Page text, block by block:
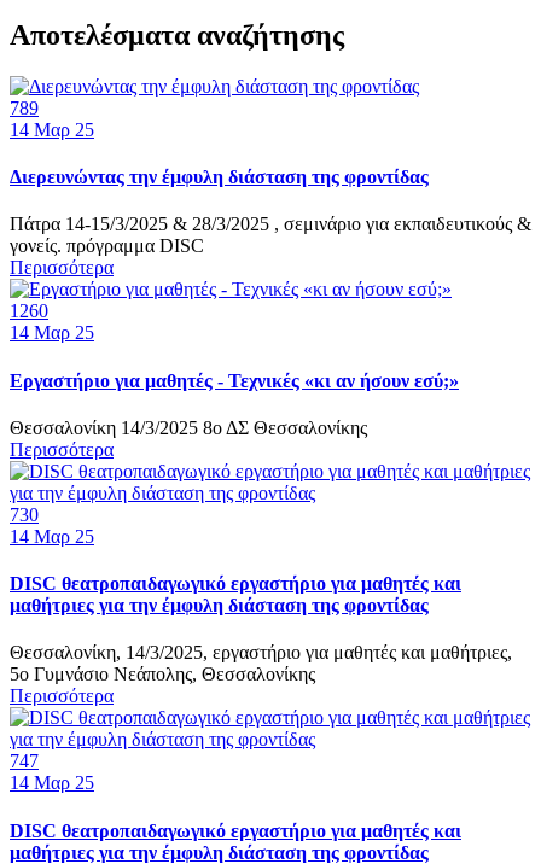
Αποτελέσματα αναζήτησης
789
14 Μαρ 25
Διερευνώντας την έμφυλη διάσταση της φροντίδας
Πάτρα 14-15/3/2025 & 28/3/2025 , σεμινάριο για εκπαιδευτικούς &
γονείς. πρόγραμμα DISC
Περισσότερα
1260
14 Μαρ 25
Εργαστήριο για μαθητές - Τεχνικές «κι αν ήσουν εσύ;»
Θεσσαλονίκη 14/3/2025 8ο ΔΣ Θεσσαλονίκης
Περισσότερα
730
14 Μαρ 25
DISC θεατροπαιδαγωγικό εργαστήριο για μαθητές και
μαθήτριες για την έμφυλη διάσταση της φροντίδας
Θεσσαλονίκη, 14/3/2025, εργαστήριο για μαθητές και μαθήτριες,
5ο Γυμνάσιο Νεάπολης, Θεσσαλονίκης
Περισσότερα
747
14 Μαρ 25
DISC θεατροπαιδαγωγικό εργαστήριο για μαθητές και
μαθήτριες για την έμφυλη διάσταση της φροντίδας